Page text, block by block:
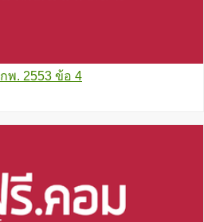
พ. 2553 ข้อ 4